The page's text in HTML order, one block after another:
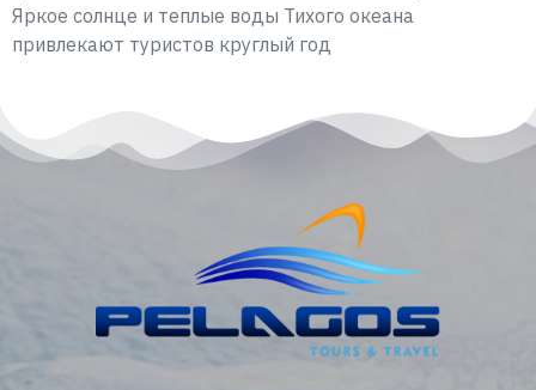
Яркое солнце и теплые воды Тихого океана
привлекают туристов круглый год